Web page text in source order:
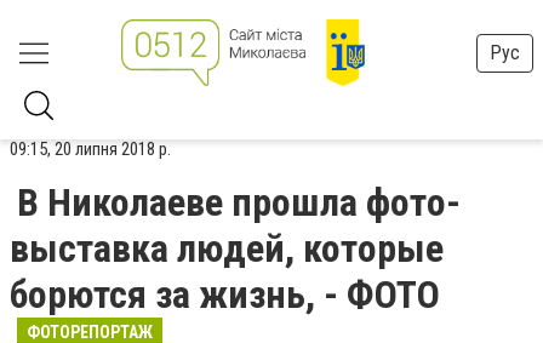
Рус
09:15, 20 липня 2018 р.
В Николаеве прошла фото-
выставка людей, которые
борются за жизнь, - ФОТО
ФОТОРЕПОРТАЖ